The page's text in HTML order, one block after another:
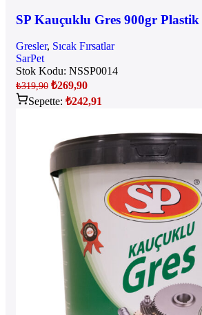
SP Kauçuklu Gres 900gr
Gresler, Sıcak Fırsatlar
SarPet
Stok Kodu: NSSP0014
₺319,90 ₺269,90
Sepette: ₺242,91